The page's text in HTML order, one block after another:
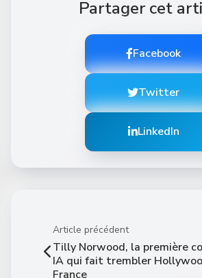
Partager cet
Facebook
Twitter
LinkedIn
Article précédent
Tilly Norwood, la première
IA qui fait trembler
France